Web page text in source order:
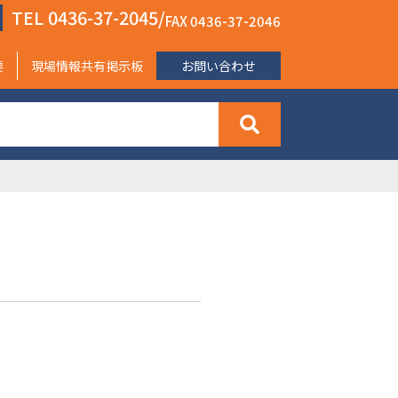
TEL 0436-37-2045/FAX 0436-37-2046
現場情報共有掲示板 お問い合わせ